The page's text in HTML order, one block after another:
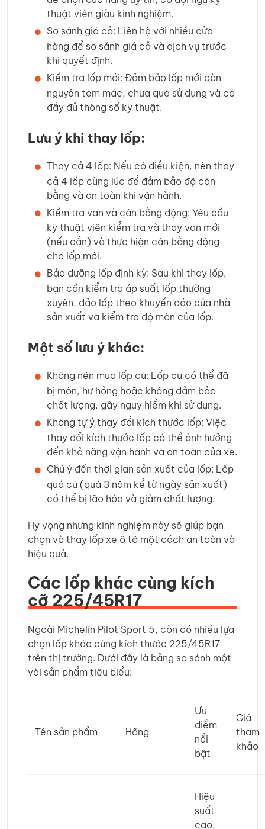
thuật viên giàu kinh nghiệm.
So sánh giá cả: Liên hệ với nhiều cửa
hàng để so sánh giá cả và dịch vụ trước
khi quyết định.
Kiểm tra lốp mới: Đảm bảo lốp mới còn
nguyên tem mác, chưa qua sử dụng và có
đầy đủ thông số kỹ thuật.
Lưu ý khi thay lốp:
Thay cả 4 lốp: Nếu có điều kiện, nên thay
cả 4 lốp cùng lúc để đảm bảo độ cân
bằng và an toàn khi vận hành.
Kiểm tra van và cân bằng động: Yêu cầu
kỹ thuật viên kiểm tra và thay van mới
(nếu cần) và thực hiện cân bằng động
cho lốp mới.
Bảo dưỡng lốp định kỳ: Sau khi thay lốp,
bạn cần kiểm tra áp suất lốp thường
xuyên, đảo lốp theo khuyến cáo của nhà
sản xuất và kiểm tra độ mòn của lốp.
Một số lưu ý khác:
Không nên mua lốp cũ: Lốp cũ có thể đã
bị mòn, hư hỏng hoặc không đảm bảo
chất lượng, gây nguy hiểm khi sử dụng.
Không tự ý thay đổi kích thước lốp: Việc
thay đổi kích thước lốp có thể ảnh hưởng
đến khả năng vận hành và an toàn của xe.
Chú ý đến thời gian sản xuất của lốp: Lốp
quá cũ (quá 3 năm kể từ ngày sản xuất)
có thể bị lão hóa và giảm chất lượng.
Hy vọng những kinh nghiệm này sẽ giúp bạn
chọn và thay lốp xe ô tô một cách an toàn và
hiệu quả.
Các lốp khác cùng kích
cỡ 225/45R17
Ngoài Michelin Pilot Sport 5, còn có nhiều lựa
chọn lốp khác cùng kích thước 225/45R17
trên thị trường. Dưới đây là bảng so sánh một
vài sản phẩm tiêu biểu:
Tên sản phẩm Hãng
Ưu
điểm
nổi
bật
Giá
tham
khảo
Hiệu
suất
cao,